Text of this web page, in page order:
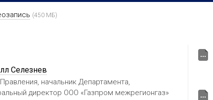
(450 МБ)
Селезнев
начальник Департамента,
директор ООО «Газпром межрегионгаз»